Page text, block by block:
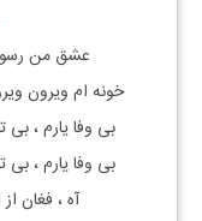
عشق من رسوا
خونه ام ویرون
بی وفا یارم ،
بی وفا یارم ،
آه ، فغان